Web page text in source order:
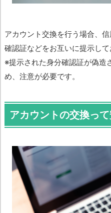
アカウント交換を行う場合、
確認証などをお互いに提示して
※提示された身分確認証が偽造
め、注意が必要です。
アカウントの交換って